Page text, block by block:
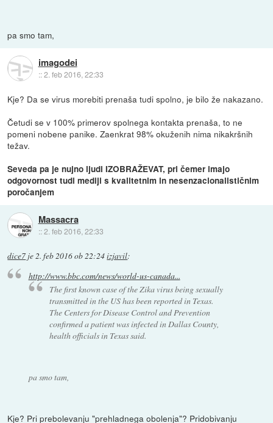
pa smo tam,
imagodei
::2. feb 2016, 22:33
Kje? Da se virus morebiti prenaša tudi spolno, je bilo že nakazano.
Četudi se v 100% primerov spolnega kontakta prenaša, to ne
pomeni nobene panike. Zaenkrat 98% okuženih nima nikakršnih
težav.
Seveda pa je nujno ljudi IZOBRAŽEVAT, pri čemer imajo
odgovornost tudi mediji s kvalitetnim in nesenzacionalističnim
poročanjem
Massacra
::2. feb 2016, 22:33
dice7 je2. feb 2016 ob 22:24izjavil:
http://www.bbc.com/news/world-us-canada...
The first known case of the Zika virus being sexually
transmitted in the US has been reported in Texas.
The Centers for Disease Control and Prevention
confirmed a patient was infected in Dallas County,
health officials in Texas said.
pa smo tam,
Kje? Pri prebolevanju "prehladnega obolenja"? Pridobivanju